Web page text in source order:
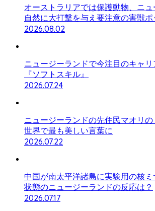
オーストラリアでは保護動物、ニ
自然に大打撃を与え要注意の害獣ポ
2026.08.02
ニュージーランドで今注目のキャ
『ソフトスキル』
2026.07.24
ニュージーランドの先住民マオリの
世界で最も美しい言葉に
2026.07.22
中国が南太平洋諸島に実験用の核
状態のニュージーランドの反応は？
2026.07.17